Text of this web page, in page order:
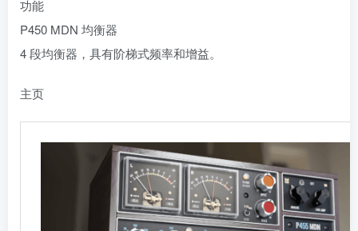
功能
P450 MDN 均衡器
4 段均衡器，具有阶梯式频率和增益。
主页